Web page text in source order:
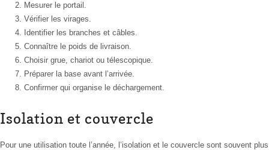
Mesurer le portail.
Vérifier les virages.
Identifier les branches et câbles.
Connaître le poids de livraison.
Choisir grue, chariot ou télescopique.
Préparer la base avant l’arrivée.
Confirmer qui organise le déchargement.
Isolation et couvercle
Pour une utilisation toute l’année, l’isolation et le couvercle sont souvent plus